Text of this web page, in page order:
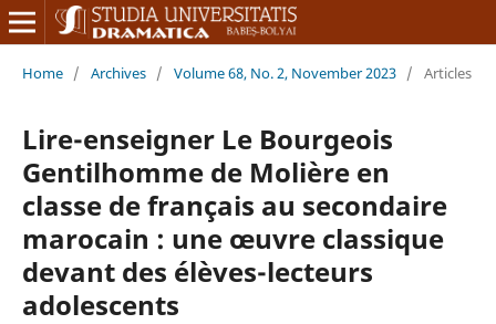
Home / Archives / Volume 68, No. 2, November 2023 / Articles
Lire-enseigner Le Bourgeois
Gentilhomme de Molière en
classe de français au secondaire
marocain : une œuvre classique
devant des élèves-lecteurs
adolescents